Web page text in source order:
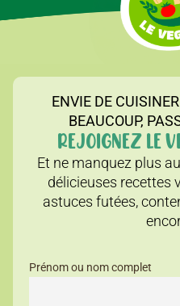
ENVIE DE
BEAUCOUP,
REJOIGNEZ LE
Et ne manquez plus
délicieuses recettes
astuces futées,
Prénom ou nom complet